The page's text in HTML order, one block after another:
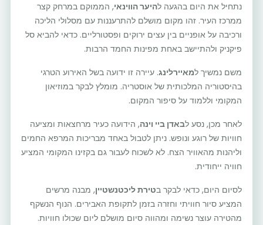
נתחיל את היום בהגעה להיער הווינאי, הממוקם במרחק קצר
ממרכז העיר. זהו מקום מושלם להתרעננות עם מסלולי הליכה
ורכיבה על אופניים בין עצים ירוקים ופסטורליים. כדאי להביא סל
פיקניק ולהתיישב באחת מפינות החמד הרבות.
משם נמשיך למאיירלינג. עיירה זו ידועה בשל האירוע הטרגי
בהיסטוריה המלכותית של אוסטריה. מומלץ לבקר במוזיאון
המקומי וללמוד על סיפור המקום.
לאחר מכן, נסע לבאדן ביי וינה, הידועה כעיר מרחצאות ומציעה
חוויות של רוגע ונופש. ניתן לטבול באחד מבריכות המרפא החמים
וליהנות מהאוויר הצח. לא לשכוח לעבור גם בקזינו המקומי המציע
חוויה ייחודית.
לסיום היום, כדאי לבקר בטירת ליכטנשטיין, מבנה מרשים
המציע סיור חוויתי וחזרה בזמן לתקופת האבירים. הנוף הנשקף
מהטירה עוצר נשימה ומהווה סיום מושלם ליום שכולו חוויות.